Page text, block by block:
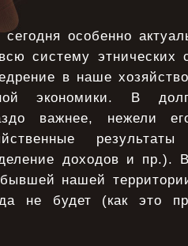
особенно
систему
в наше
экономики. В
важнее, нежели
доходов и пр.).
нашей
не будет (как это